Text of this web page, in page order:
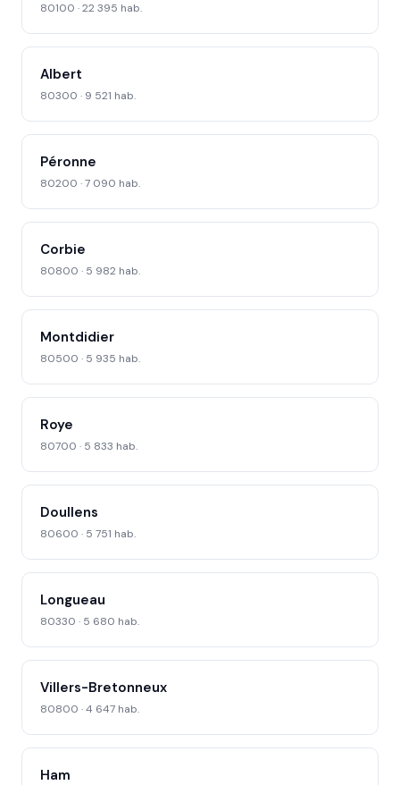
80100 · 22 395 hab.
Albert
80300 · 9 521 hab.
Péronne
80200 · 7 090 hab.
Corbie
80800 · 5 982 hab.
Montdidier
80500 · 5 935 hab.
Roye
80700 · 5 833 hab.
Doullens
80600 · 5 751 hab.
Longueau
80330 · 5 680 hab.
Villers-Bretonneux
80800 · 4 647 hab.
Ham